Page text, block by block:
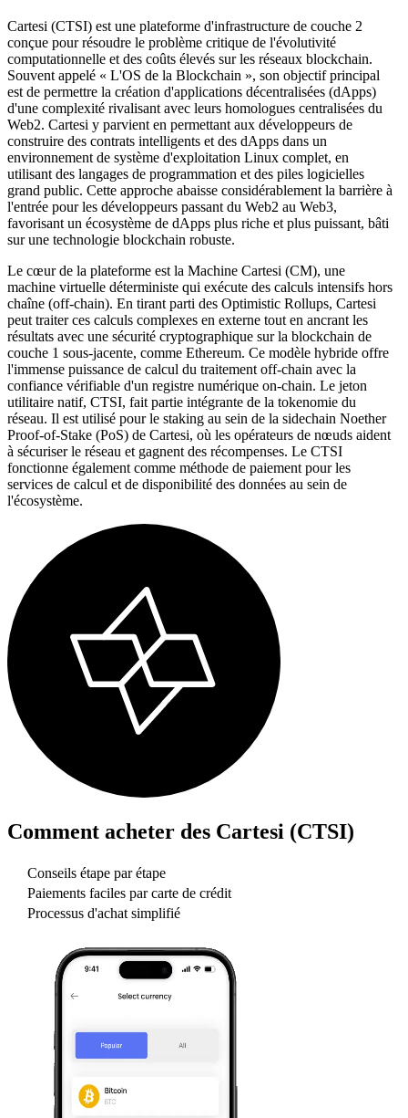
Cartesi (CTSI) est une plateforme d'infrastructure de couche 2
conçue pour résoudre le problème critique de l'évolutivité
computationnelle et des coûts élevés sur les réseaux blockchain.
Souvent appelé « L'OS de la Blockchain », son objectif principal
est de permettre la création d'applications décentralisées (dApps)
d'une complexité rivalisant avec leurs homologues centralisées du
Web2. Cartesi y parvient en permettant aux développeurs de
construire des contrats intelligents et des dApps dans un
environnement de système d'exploitation Linux complet, en
utilisant des langages de programmation et des piles logicielles
grand public. Cette approche abaisse considérablement la barrière à
l'entrée pour les développeurs passant du Web2 au Web3,
favorisant un écosystème de dApps plus riche et plus puissant, bâti
sur une technologie blockchain robuste.
Le cœur de la plateforme est la Machine Cartesi (CM), une
machine virtuelle déterministe qui exécute des calculs intensifs hors
chaîne (off-chain). En tirant parti des Optimistic Rollups, Cartesi
peut traiter ces calculs complexes en externe tout en ancrant les
résultats avec une sécurité cryptographique sur la blockchain de
couche 1 sous-jacente, comme Ethereum. Ce modèle hybride offre
l'immense puissance de calcul du traitement off-chain avec la
confiance vérifiable d'un registre numérique on-chain. Le jeton
utilitaire natif, CTSI, fait partie intégrante de la tokenomie du
réseau. Il est utilisé pour le staking au sein de la sidechain Noether
Proof-of-Stake (PoS) de Cartesi, où les opérateurs de nœuds aident
à sécuriser le réseau et gagnent des récompenses. Le CTSI
fonctionne également comme méthode de paiement pour les
services de calcul et de disponibilité des données au sein de
l'écosystème.
Comment acheter des Cartesi (CTSI)
Conseils étape par étape
Paiements faciles par carte de crédit
Processus d'achat simplifié